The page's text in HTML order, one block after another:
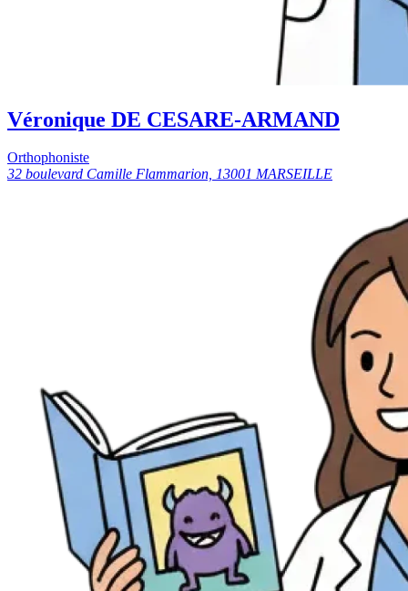
Véronique DE CESARE-ARMAND
Orthophoniste
32 boulevard Camille Flammarion, 13001 MARSEILLE